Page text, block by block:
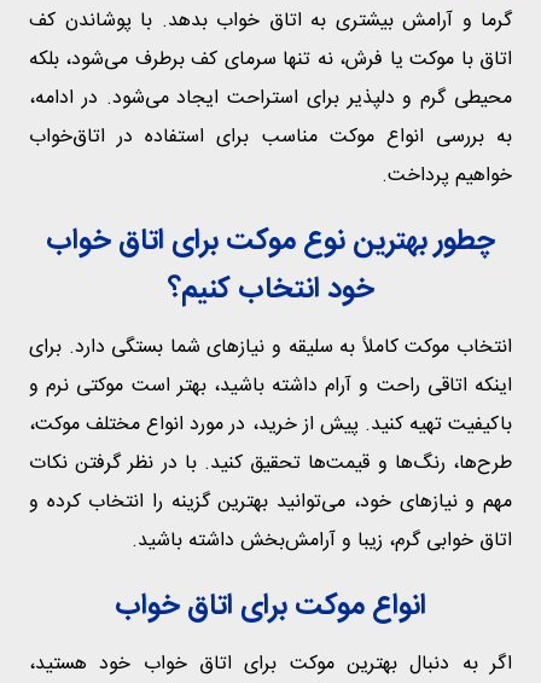
گرما و آرامش بیشتری به اتاق خواب بدهد. با پوشاندن کف
اتاق با موکت یا فرش، نه تنها سرمای کف برطرف می‌شود، بلکه
محیطی گرم و دلپذیر برای استراحت ایجاد می‌شود. در ادامه،
به بررسی انواع موکت مناسب برای استفاده در اتاق‌خواب
خواهیم‌ پرداخت.
چطور بهترین نوع موکت برای اتاق خواب
خود انتخاب کنیم؟
انتخاب موکت کاملاً به سلیقه و نیازهای شما بستگی دارد. برای
اینکه اتاقی راحت و آرام داشته باشید، بهتر است موکتی نرم و
باکیفیت تهیه کنید. پیش از خرید، در مورد انواع مختلف موکت،
طرح‌ها، رنگ‌ها و قیمت‌ها تحقیق کنید. با در نظر گرفتن نکات
مهم و نیازهای خود، می‌توانید بهترین گزینه را انتخاب کرده و
اتاق خوابی گرم، زیبا و آرامش‌بخش داشته باشید.
انواع موکت برای اتاق خواب
اگر به دنبال بهترین موکت برای اتاق‌ خواب خود هستید،